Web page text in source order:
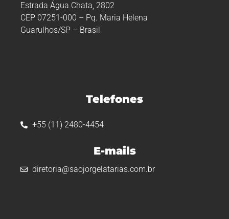
Estrada Água Chata, 2802
CEP 07251-000 – Pq. Maria Helena
Guarulhos/SP – Brasil
Telefones
+55 (11) 2480-4454
E-mails
diretoria@saojorgelatarias.com.br